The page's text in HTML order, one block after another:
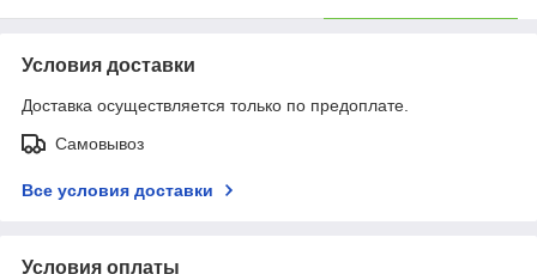
Условия доставки
Доставка осуществляется только по предоплате.
Самовывоз
Все условия доставки
Условия оплаты